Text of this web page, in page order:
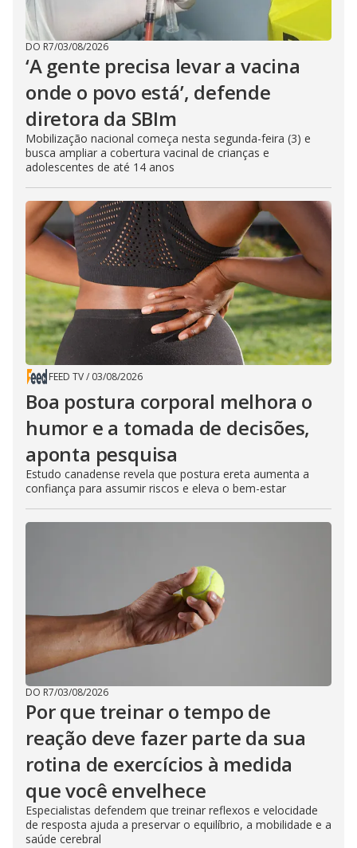
DO R7/03/08/2026
‘A gente precisa levar a vacina
onde o povo está’, defende
diretora da SBIm
Mobilização nacional começa nesta segunda-feira (3) e
busca ampliar a cobertura vacinal de crianças e
adolescentes de até 14 anos
FEED TV/ 03/08/2026
Boa postura corporal melhora o
humor e a tomada de decisões,
aponta pesquisa
Estudo canadense revela que postura ereta aumenta a
confiança para assumir riscos e eleva o bem-estar
DO R7/03/08/2026
Por que treinar o tempo de
reação deve fazer parte da sua
rotina de exercícios à medida
que você envelhece
Especialistas defendem que treinar reflexos e velocidade
de resposta ajuda a preservar o equilíbrio, a mobilidade e a
saúde cerebral